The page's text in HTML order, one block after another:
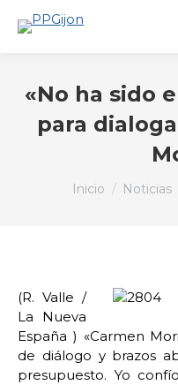
«No ha sido
para
Estás aquí:
Inicio Noticias
(R. Valle /
La Nueva
España ) «Carmen
de diálogo y brazos
presupuesto. Yo